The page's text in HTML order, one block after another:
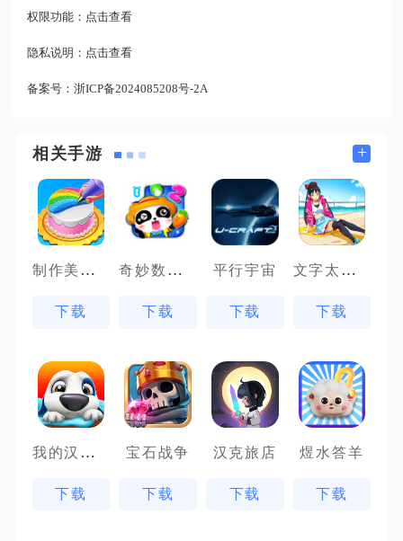
权限功能： 点击查看
隐私说明： 点击查看
备案号： 浙ICP备2024085208号-2A
相关手游 +
制作美味蜜瓜蛋糕
下载
奇妙数字农场
下载
平行宇宙
下载
文字太疯狂
下载
我的汉克狗
下载
宝石战争
下载
汉克旅店
下载
煜水答羊
下载